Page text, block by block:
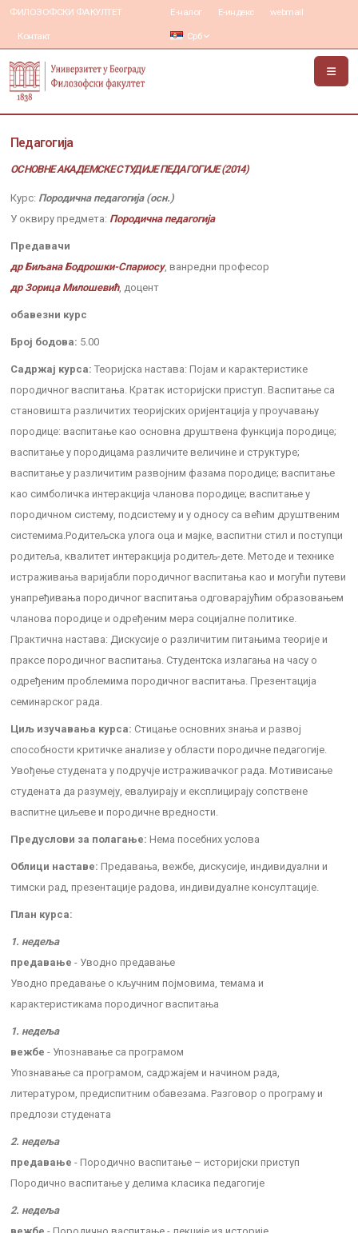
ФИЛОЗОФСКИ ФАКУЛТЕТ
Контакт
Е-налог Е-индекс webmail
Срб
Педагогија
ОСНОВНЕ АКАДЕМСКЕ СТУДИЈЕ ПЕДАГОГИЈЕ (2014)
Курс: Породична педагогија (осн.)
У оквиру предмета: Породична педагогија
Предавачи
др Биљана Бодрошки-Спариосу, ванредни професор
др Зорица Милошевић, доцент
обавезни курс
Број бодова: 5.00
Садржај курса: Теоријска настава: Појам и карактеристике
породичног васпитања. Кратак историјски приступ. Васпитање са
становишта различитих теоријских оријентација у проучавању
породице: васпитање као основна друштвена функција породице;
васпитање у породицама различите величине и структуре;
васпитање у различитим развојним фазама породице; васпитање
као симболичка интеракција чланова породице; васпитање у
породичном систему, подсистему и у односу са већим друштвеним
системима.Родитељска улога оца и мајке, васпитни стил и поступци
родитеља, квалитет интеракција родитељ-дете. Методе и технике
истраживања варијабли породичног васпитања као и могући путеви
унапређивања породичног васпитања одговарајућим образовањем
чланова породице и одређеним мера социјалне политике.
Практична настава: Дискусије о различитим питањима теорије и
праксе породичног васпитања. Студентска излагања на часу о
одређеним проблемима породичног васпитања. Презентација
семинарског рада.
Циљ изучавања курса: Стицање основних знања и развој
способности критичке анализе у области породичне педагогије.
Увођење студената у подручје истраживачког рада. Мотивисање
студената да разумеју, евалуирају и експлицирају сопствене
васпитне циљеве и породичне вредности.
Предуслови за полагање: Нема посебних услова
Облици наставе: Предавања, вежбе, дискусије, индивидуални и
тимски рад, презентације радова, индивидуалне консултације.
План курса:
1. недеља
предавање - Уводно предавање
Уводно предавање о кључним појмовима, темама и
карактеристикама породичног васпитања
1. недеља
вежбе - Упознавање са програмом
Упознавање са програмом, садржајем и начином рада,
литературом, предиспитним обавезама. Разговор о програму и
предлози студената
2. недеља
предавање - Породично васпитање – историјски приступ
Породично васпитање у делима класика педагогије
2. недеља